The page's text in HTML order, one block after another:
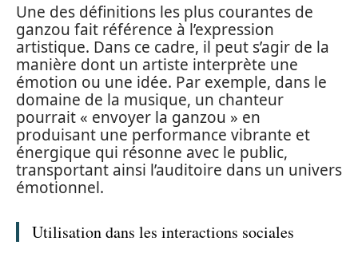
Une des définitions les plus courantes de
ganzou fait référence à l’expression
artistique. Dans ce cadre, il peut s’agir de la
manière dont un artiste interprète une
émotion ou une idée. Par exemple, dans le
domaine de la musique, un chanteur
pourrait « envoyer la ganzou » en
produisant une performance vibrante et
énergique qui résonne avec le public,
transportant ainsi l’auditoire dans un univers
émotionnel.
Utilisation dans les interactions sociales